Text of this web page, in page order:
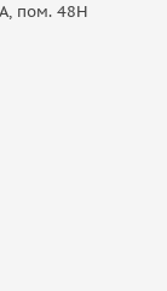
пом. 48Н